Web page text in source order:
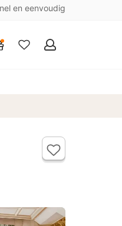
en eenvoudig
Mijn